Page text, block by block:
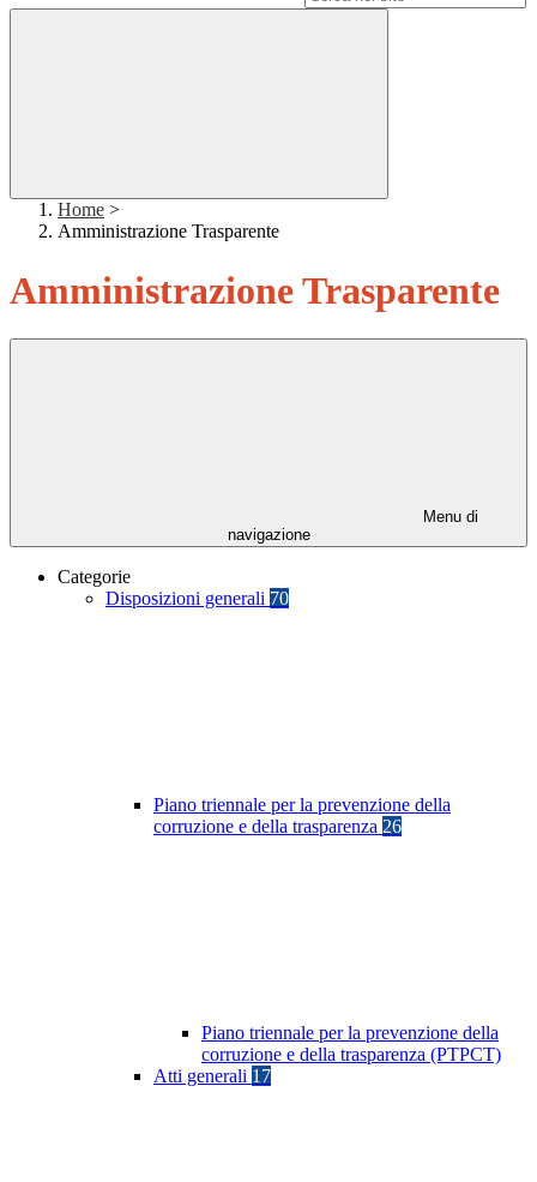
Home >
Amministrazione Trasparente
Amministrazione Trasparente
Menu di
navigazione
Categorie
Disposizioni generali 70
Piano triennale per la prevenzione della
corruzione e della trasparenza 26
Piano triennale per la prevenzione della
corruzione e della trasparenza (PTPCT)
Atti generali 17